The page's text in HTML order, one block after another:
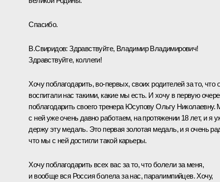
Спасибо.
В.Свиридов:Здравствуйте, Владимир Владимирович!
Здравствуйте, коллеги!
Хочу поблагодарить, во-первых, своих родителей за то, что
воспитали нас такими, какие мы есть. И хочу в первую
поблагодарить своего тренера Юсупову Ольгу
с ней уже очень давно работаем, на протяжении 18 лет, и я
держу эту медаль. Это первая золотая медаль, и я очень
что мы с ней достигли такой карьеры.
Хочу поблагодарить всех вас за то, что болели за меня,
и вообще вся Россия болела за нас, паралимпийцев. Хочу,